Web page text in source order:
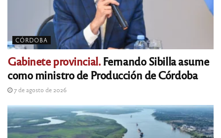
CÓRDOBA
Gabinete provincial.Fernando Sibilla asume
como ministro de Producción de Córdoba
7 de agosto de 2026